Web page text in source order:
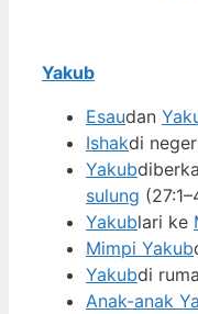
Yakub
Esaudan
Ishakdi
Yakub
sulung
Yakublari ke
Mimpi Yakub
Yakubdi
Anak-anak